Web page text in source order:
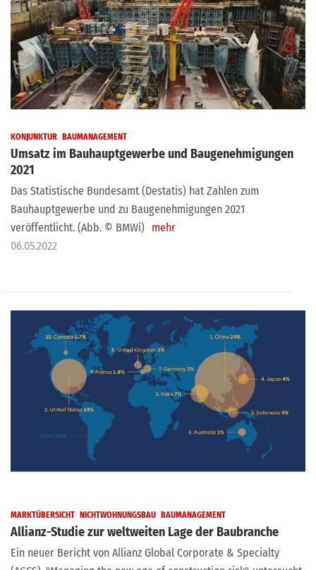
KONJUNKTUR BAUMANAGEMENT
Umsatz im Bauhauptgewerbe und Baugenehmigungen
2021
Das Statistische Bundesamt (Destatis) hat Zahlen zum
Bauhauptgewerbe und zu Baugenehmigungen 2021
veröffentlicht. (Abb. © BMWi) mehr
06.05.2022
MARKTÜBERSICHT NICHTWOHNUNGSBAU BAUMANAGEMENT
Allianz-Studie zur weltweiten Lage der Baubranche
Ein neuer Bericht von Allianz Global Corporate & Specialty